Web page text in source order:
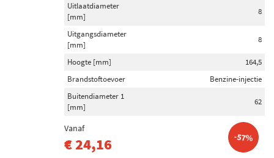
Uitlaatdiameter
[mm]
8
Uitgangsdiameter
[mm]
8
Hoogte [mm]
164,5
Brandstoftoevoer
Benzine-injectie
Buitendiameter 1
[mm]
62
Vanaf
€ 24,16 -57%